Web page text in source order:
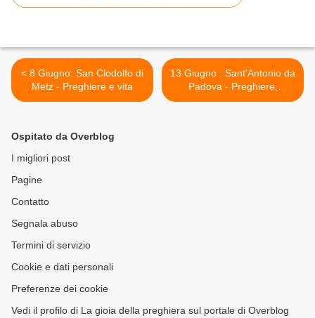
< 8 Giugno: San Clodolfo di
Metz - Preghiere e vita
13 Giugno : Sant'Antonio da
Padova - Preghiere,
Novena, Tredicina, Litanie >
Ospitato da Overblog
I migliori post
Pagine
Contatto
Segnala abuso
Termini di servizio
Cookie e dati personali
Preferenze dei cookie
Vedi il profilo di La gioia della preghiera sul portale di Overblog